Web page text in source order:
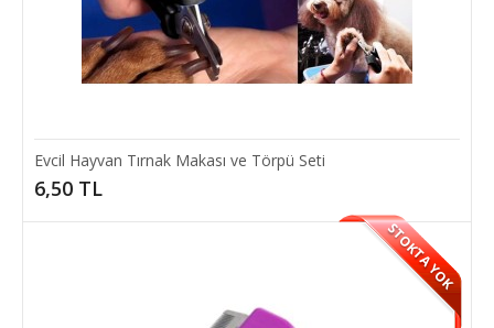
Evcil Hayvan Tırnak Makası ve Törpü Seti
6,50 TL
STOKTA YOK